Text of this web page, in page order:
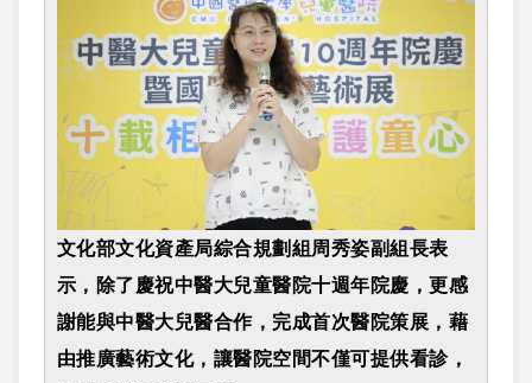
文化部文化資產局綜合規劃組周秀姿副組長表
示，除了慶祝中醫大兒童醫院十週年院慶，更感
謝能與中醫大兒醫合作，完成首次醫院策展，藉
由推廣藝術文化，讓醫院空間不僅可提供看診，